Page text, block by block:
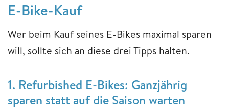
E-Bike-Kauf
Wer beim Kauf seines E-Bikes maximal sparen
will, sollte sich an diese drei Tipps halten.
1. Refurbished E-Bikes: Ganzjährig
sparen statt auf die Saison warten